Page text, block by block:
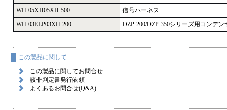
WH-05XH05XH-500
信号ハーネス
WH-03ELP03XH-200
OZP-200/OZP-350シリーズ用コンデ
この製品に関して
この製品に関してお問合せ
該非判定書発行依頼
よくあるお問合せ(Q&A)